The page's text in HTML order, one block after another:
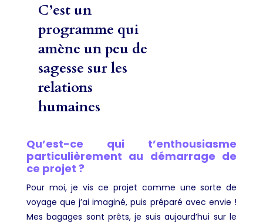
C’est un
programme qui
amène un peu de
sagesse sur les
relations
humaines
Qu’est-ce qui t’enthousiasme
particulièrement au démarrage de
ce projet ?
Pour moi, je vis ce projet comme une sorte de
voyage que j’ai imaginé, puis préparé avec envie !
Mes bagages sont prêts, je suis aujourd’hui sur le